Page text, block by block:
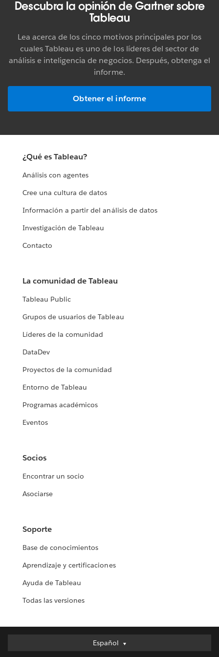
Qué diferencia a Tableau
Muchas herramientas prometen funcionalidades parecidas a
las de Tableau. Asegúrese de conocer las características de las
alternativas. En este breve video, se compara Tableau con
como verá, pueden significar mucho.
VER EL VIDEO
Historia del cliente AmeriPride
uniformes y suministro de ropa blanca de Norteamérica.
de servicios. El director de tecnologías de la información de
AmeriPride explica cómo la empresa saca el máximo partido
autoservicio. Al mismo tiempo, mantiene el orden y la
LEER LA HISTORIA
Descubra la opinión de Gartner sobre
Tableau
Lea acerca de los cinco motivos principales por los
cuales Tableau es uno de los líderes del sector de
análisis e inteligencia de negocios. Después, obtenga el
informe.
Obtener el informe
¿Qué es Tableau?
Análisis con agentes
Cree una cultura de datos
Información a partir del análisis de datos
Investigación de Tableau
Contacto
La comunidad de Tableau
Tableau Public
Grupos de usuarios de Tableau
Líderes de la comunidad
DataDev
Proyectos de la comunidad
Entorno de Tableau
Programas académicos
Eventos
Socios
Encontrar un socio
Asociarse
Soporte
Base de conocimientos
Aprendizaje y certificaciones
Ayuda de Tableau
Todas las versiones
Español
Español